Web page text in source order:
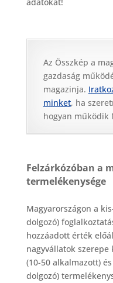
Az Összkép a
gazdaság
magazinja.
minket, ha
hogyan működik
Felzárkózóban a
termelékenysége
Magyarországon a
dolgozó)
hozzáadott érték
nagyvállatok
(10-50 alkalmazott)
dolgozó)